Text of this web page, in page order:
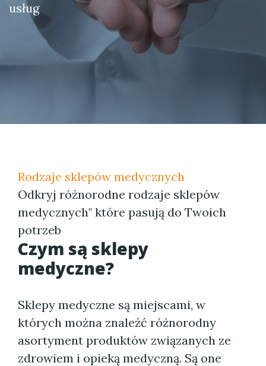
usług
Rodzaje sklepów medycznych
Odkryj różnorodne rodzaje sklepów
medycznych" które pasują do Twoich
potrzeb
Czym są sklepy
medyczne?
Sklepy medyczne są miejscami, w
których można znaleźć różnorodny
asortyment produktów związanych ze
zdrowiem i opieką medyczną. Są one